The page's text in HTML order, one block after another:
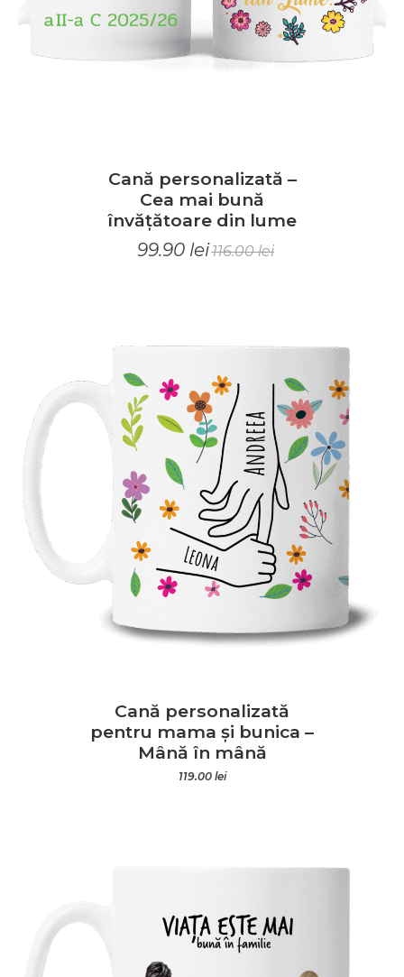
Cană personalizată –
Cea mai bună
învățătoare din lume
99.90 lei116.00lei
Cană personalizată
pentru mama și bunica –
Mână în mână
119.00 lei